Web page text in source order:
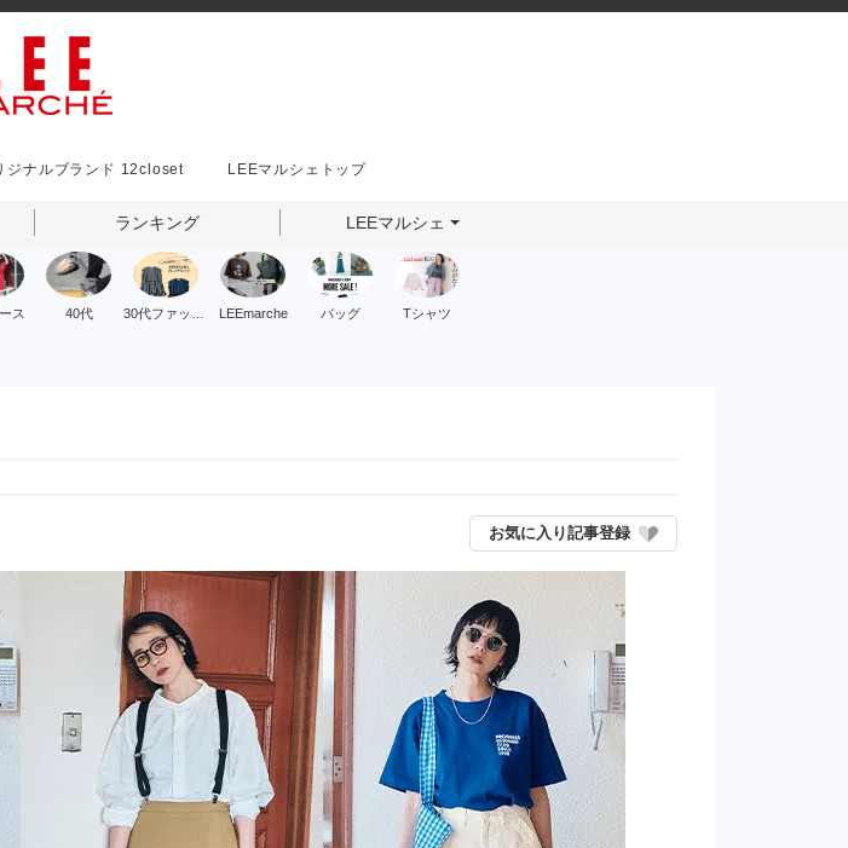
ジナルブランド 12closet LEEマルシェトップ
ランキング LEEマルシェ
ス 40代 LEEmarche バッグ Tシャツ
お気に入り記事登録